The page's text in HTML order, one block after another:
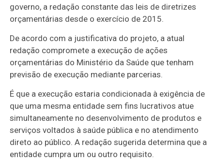
governo, a redação constante das leis de diretrizes
orçamentárias desde o exercício de 2015.
De acordo com a justificativa do projeto, a atual
redação compromete a execução de ações
orçamentárias do Ministério da Saúde que tenham
previsão de execução mediante parcerias.
É que a execução estaria condicionada à exigência de
que uma mesma entidade sem fins lucrativos atue
simultaneamente no desenvolvimento de produtos e
serviços voltados à saúde pública e no atendimento
direto ao público. A redação sugerida determina que a
entidade cumpra um ou outro requisito.